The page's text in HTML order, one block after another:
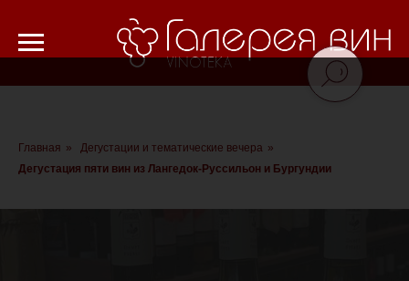
Главная » Дегустации и тематические вечера »
Дегустация пяти вин из Лангедок-Руссильон и Бургундии